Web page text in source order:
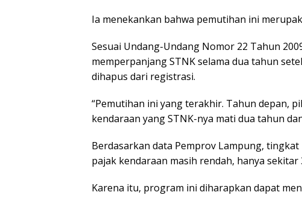
Ia menekankan bahwa pemutihan ini
Sesuai Undang-Undang Nomor 22 Tahun
memperpanjang STNK selama dua tahun
dihapus dari registrasi.
“Pemutihan ini yang terakhir. Tahun depan,
kendaraan yang STNK-nya mati dua tahun
Berdasarkan data Pemprov Lampung,
pajak kendaraan masih rendah, hanya sekitar
Karena itu, program ini diharapkan dapat